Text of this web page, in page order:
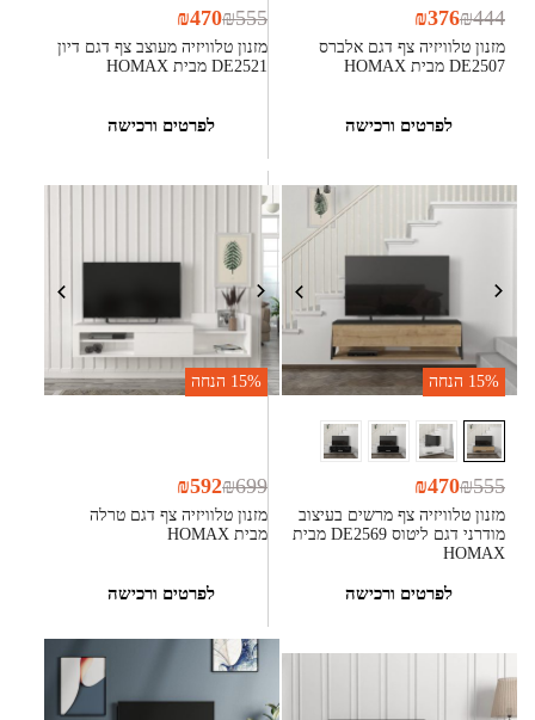
מזנון טלוויזיה צף דגם אלברס
DE2507 מבית HOMAX
₪444
₪376
לפרטים ורכישה
מזנון טלוויזיה מעוצב צף דגם דיון
DE2521 מבית HOMAX
₪555
₪470
לפרטים ורכישה
15% הנחה
מזנון טלוויזיה צף מרשים בעיצוב
מודרני דגם ליטוס DE2569 מבית
HOMAX
₪555
₪470
לפרטים ורכישה
15% הנחה
מזנון טלוויזיה צף דגם טרלה
מבית HOMAX
₪699
₪592
לפרטים ורכישה